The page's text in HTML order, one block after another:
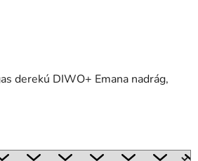
derekú DIWO+ Emana nadrág,